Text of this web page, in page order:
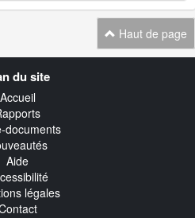
Haut de page
du site
Accueil
documents
Aide
légales